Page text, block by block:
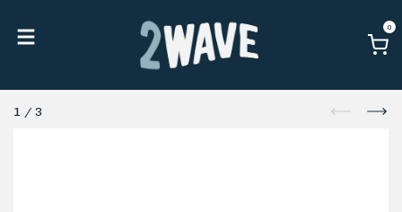
0
1 / 3